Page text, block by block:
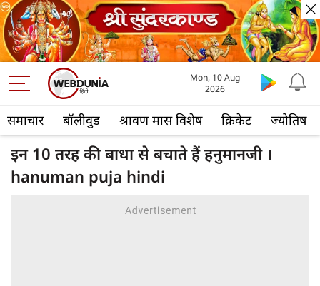
समाचार बॉलीवुड श्रावण मास विशेष क्रिकेट ज्योतिष
Mon, 10 Aug
2026
इन 10 तरह की बाधा से बचाते हैं हनुमानजी ।
hanuman puja hindi